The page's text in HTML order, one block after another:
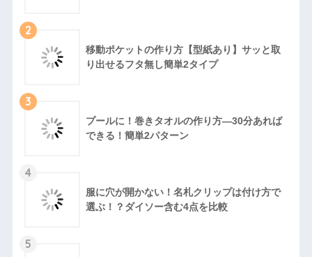
2
移動ポケットの作り方【型紙あり】サッと取
り出せるフタ無し簡単2タイプ
3
プールに！巻きタオルの作り方―30分あれば
できる！簡単2パターン
4
服に穴が開かない！名札クリップは付け方で
選ぶ！？ダイソー含む4点を比較
5